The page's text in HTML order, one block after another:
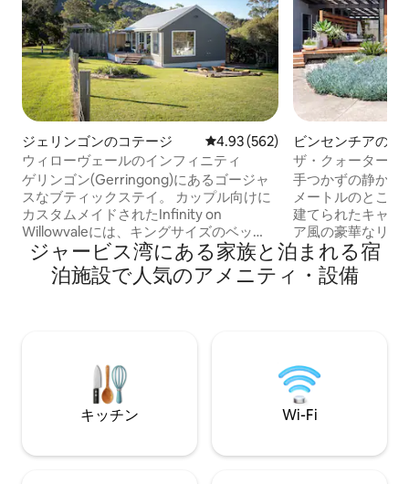
ジェリンゴンのコテージ レビュー562件、5つ星中4.93つ
4.93 (562)
ウィローヴェールのインフィニティ
ゲリンゴン(Gerringong)にあるゴージャ
スなブティックステイ。 カップル向けに
カスタムメイドされたInfinity on
Willowvaleには、キングサイズのベッ
ド、2人用のバスルーム、専用のファイヤ
ーピット、景色と夕日を楽しめる広いデ
ッキがあります。 すべてがリラクゼーシ
ーワイナリーがあります。 ニューサウス
ウェールズ州南海岸のキアマとベリーま
で10分です。 ビーチからわずか5分で、ど
こからでも遠く離れたように感じること
ビンセンチアのタ
ウス
ザ・クォーターデ
リンウッドビーチ
手つかずの静かな
メートルのところ
建てられたキャビ
ア風の豪華なリト
ドの小さなオアシ
れたキッチン/ラ
ベッドルーム、
の中心部まで車で
フロント沿いを歩
ヴィンセンシアの
そこです！
ジャービス湾にある家族と泊まれる宿
泊施設で人気のアメニティ・設備
キッチン Wi-Fi